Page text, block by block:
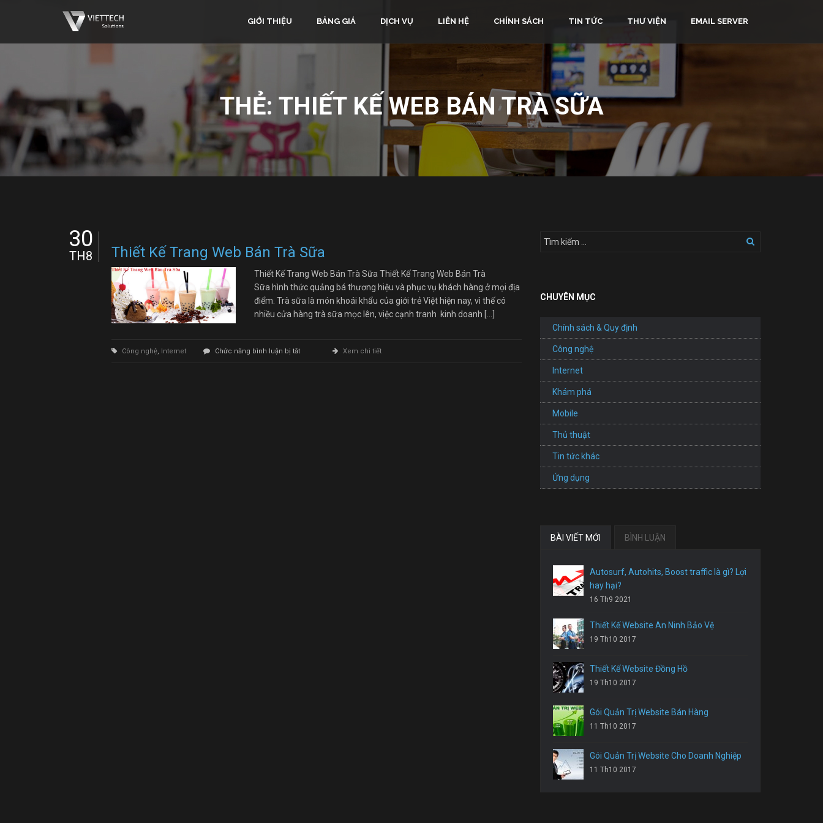
GIỚI THIỆU BẢNG GIÁ DỊCH VỤ LIÊN HỆ CHÍNH SÁCH TIN TỨC THƯ VIỆN EMAIL SERVER
THẺ: THIẾT KẾ WEB BÁN TRÀ SỮA
Thiết Kế Trang Web Bán Trà Sữa
30
TH8
Thiết Kế Trang Web Bán Trà Sữa Thiết Kế Trang Web Bán Trà
Sữa hình thức quảng bá thương hiệu và phục vụ khách hàng ở mọi địa
điểm. Trà sữa là món khoái khẩu của giới trẻ Việt hiện nay, vì thế có
nhiều cửa hàng trà sữa mọc lên, việc cạnh tranh kinh doanh […]
Công nghệ, Internet Chức năng bình luận bị tắtở
Xem chi tiết
CHUYÊN MỤC
Chính sách & Quy định
Công nghệ
Internet
Khám phá
Mobile
Thủ thuật
Tin tức khác
Ứng dụng
BÀI VIẾT MỚI BÌNH LUẬN
Autosurf, Autohits, Boost traffic là gì? Lợi
hay hại?
16 Th9 2021
Thiết Kế Website An Ninh Bảo Vệ
19 Th10 2017
Thiết Kế Website Đồng Hồ
19 Th10 2017
Gói Quản Trị Website Bán Hàng
11 Th10 2017
Gói Quản Trị Website Cho Doanh Nghiệp
11 Th10 2017